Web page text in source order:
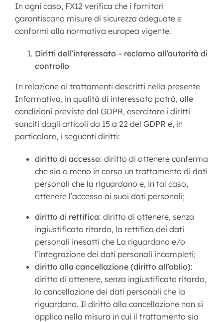
In ogni caso, FX12 verifica che i fornitori
garantiscano misure di sicurezza adeguate e
conformi alla normativa europea vigente.
Diritti dell’interessato – reclamo all’autorità di
controllo
In relazione ai trattamenti descritti nella presente
Informativa, in qualità di interessato potrà, alle
condizioni previste dal GDPR, esercitare i diritti
sanciti dagli articoli da 15 a 22 del GDPR e, in
particolare, i seguenti diritti:
diritto di accesso: diritto di ottenere conferma
che sia o meno in corso un trattamento di dati
personali che la riguardano e, in tal caso,
ottenere l’accesso ai suoi dati personali;
diritto di rettifica: diritto di ottenere, senza
ingiustificato ritardo, la rettifica dei dati
personali inesatti che La riguardano e/o
l’integrazione dei dati personali incompleti;
diritto alla cancellazione (diritto all’oblio):
diritto di ottenere, senza ingiustificato ritardo,
la cancellazione dei dati personali che la
riguardano. Il diritto alla cancellazione non si
applica nella misura in cui il trattamento sia